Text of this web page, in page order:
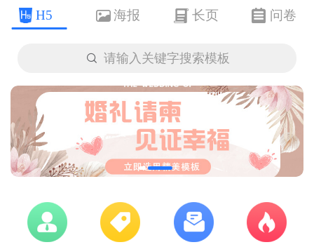
H5 海报 长页 问卷
 请输入关键字搜索模板